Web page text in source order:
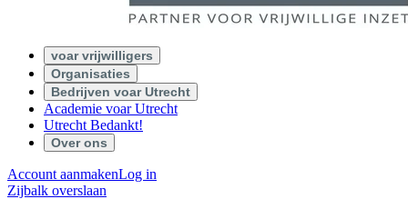
voar vrijwilligers
Organisaties
Bedrijven voar Utrecht
Academie voar Utrecht
Utrecht Bedankt!
Over ons
Account aanmakenLog in
Zijbalk overslaan